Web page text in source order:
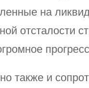
на
отсталости
также и